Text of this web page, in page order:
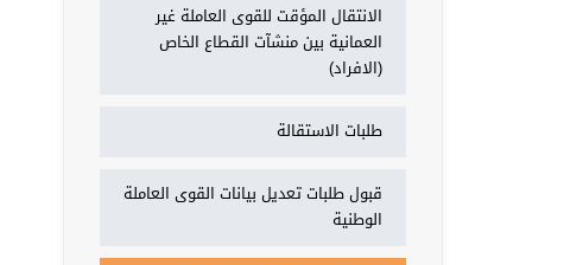
الانتقال المؤقت للقوى العاملة غير
العمانية بين منشآت القطاع الخاص
(الافراد)
طلبات الاستقالة
قبول طلبات تعديل بيانات القوى العاملة
الوطنية